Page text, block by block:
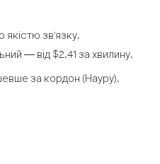
якістю зв'язку.
— від $2.41 за хвилину.
за кордон (Науру).